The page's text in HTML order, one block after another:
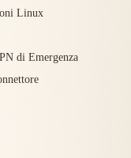
Linux
di Emergenza